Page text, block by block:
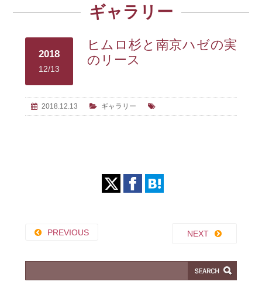
ギャラリー
2018
12/13
ヒムロ杉と南京ハゼの実
のリース
2018.12.13 ギャラリー
PREVIOUS NEXT